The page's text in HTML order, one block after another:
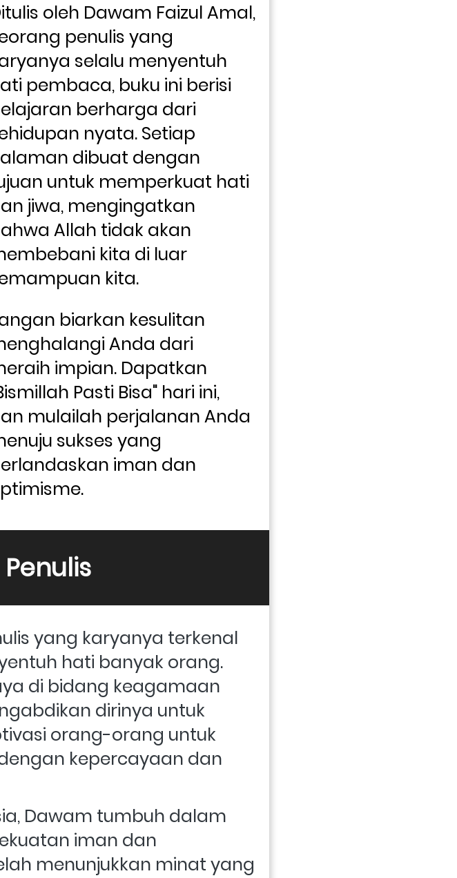
oleh Dawam Faizul Amal,
penulis yang
selalu menyentuh
pembaca, buku ini berisi
berharga dari
nyata. Setiap
dibuat dengan
untuk memperkuat hati
jiwa, mengingatkan
Allah tidak akan
kita di luar
kita.
biarkan kesulitan
Anda dari
impian. Dapatkan
Pasti Bisa" hari ini,
mulailah perjalanan Anda
sukses yang
iman dan
yang karyanya terkenal
hati banyak orang.
di bidang keagamaan
dirinya untuk
orang-orang untuk
kepercayaan dan
Dawam tumbuh dalam
iman dan
menunjukkan minat yang